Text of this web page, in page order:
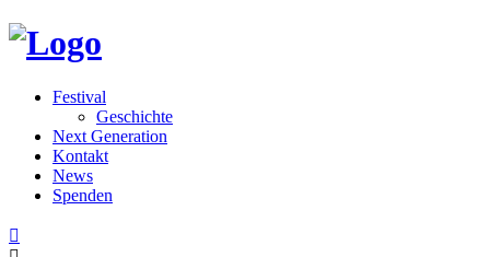
Festival
Geschichte
Next Generation
Kontakt
News
Spenden